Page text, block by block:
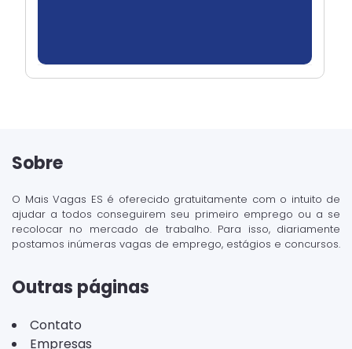
Sobre
O Mais Vagas ES é oferecido gratuitamente com o intuito de
ajudar a todos conseguirem seu primeiro emprego ou a se
recolocar no mercado de trabalho. Para isso, diariamente
postamos inúmeras vagas de emprego, estágios e concursos.
Outras páginas
Contato
Empresas